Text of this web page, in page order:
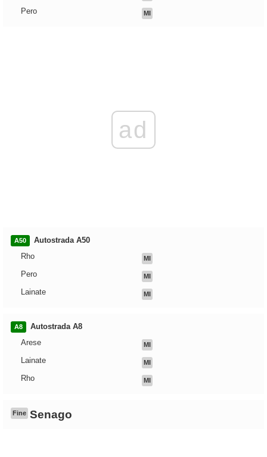
Pero MI
ad
A50
Autostrada A50
Rho
MI
Pero MI
Lainate MI
A8
Autostrada A8
Arese
MI
Lainate MI
Rho MI
Fine Senago